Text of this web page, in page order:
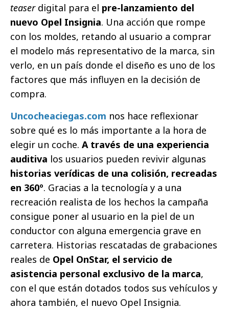
teaserdigital para el pre-lanzamiento del
nuevo Opel Insignia. Una acción que rompe
con los moldes, retando al usuario a comprar
el modelo más representativo de la marca, sin
verlo, en un país donde el diseño es uno de los
factores que más influyen en la decisión de
compra.
Uncocheaciegas.com nos hace reflexionar
sobre qué es lo más importante a la hora de
elegir un coche. A través de una experiencia
auditiva los usuarios pueden revivir algunas
historias verídicas de una colisión, recreadas
en 360º. Gracias a la tecnología y a una
recreación realista de los hechos la campaña
consigue poner al usuario en la piel de un
conductor con alguna emergencia grave en
carretera. Historias rescatadas de grabaciones
reales de Opel OnStar, el servicio de
asistencia personal exclusivo de la marca,
con el que están dotados todos sus vehículos y
ahora también, el nuevo Opel Insignia.